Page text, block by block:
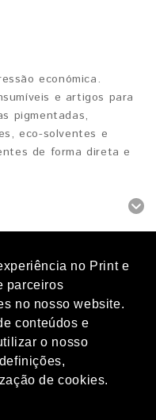
no Print e
parceiros
no nosso website.
conteúdos e
o nosso
de cookies.
económica.
e artigos para
pigmentadas,
eco-solventes e
de forma direta e
Marcas
& Condições
Livro de